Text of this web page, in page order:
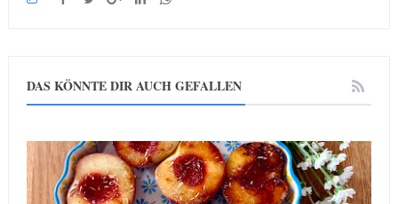
DAS KÖNNTE DIR AUCH GEFALLEN